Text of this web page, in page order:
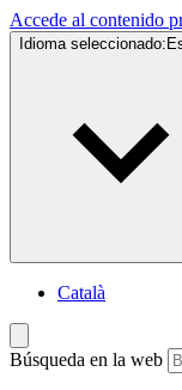
Accede al contenido
Idioma seleccionado:
Català
Búsqueda en la web